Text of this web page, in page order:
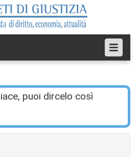
puoi dircelo così